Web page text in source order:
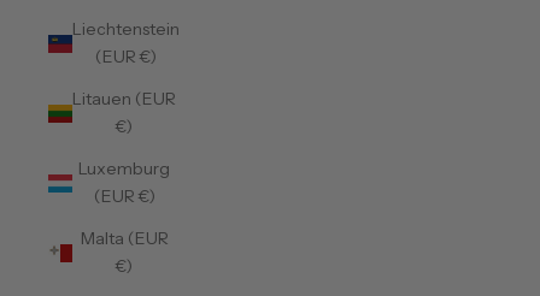
Liechtenstein
(EUR €)
Litauen (EUR
€)
Luxemburg
(EUR €)
Malta (EUR
€)